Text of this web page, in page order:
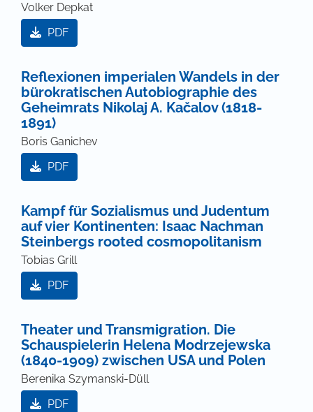
Volker Depkat
PDF
Reflexionen imperialen Wandels in der
bürokratischen Autobiographie des
Geheimrats Nikolaj A. Kačalov (1818-
1891)
Boris Ganichev
PDF
Kampf für Sozialismus und Judentum
auf vier Kontinenten: Isaac Nachman
Steinbergs rooted cosmopolitanism
Tobias Grill
PDF
Theater und Transmigration. Die
Schauspielerin Helena Modrzejewska
(1840-1909) zwischen USA und Polen
Berenika Szymanski-Düll
PDF